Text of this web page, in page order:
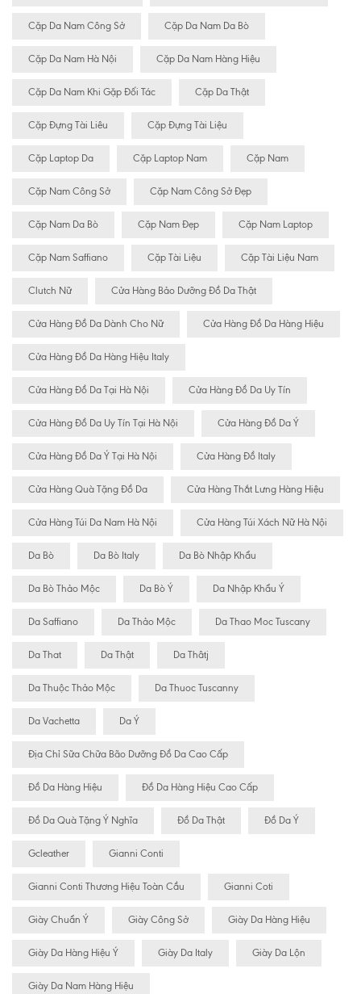
Cặp Da Nam Công Sở Cặp Da Nam Da Bò
Cặp Da Nam Hà Nội Cặp Da Nam Hàng Hiệu
Cặp Da Nam Khi Gặp Đối Tác Cặp Da Thật
Cặp Đựng Tài Liêu Cặp Đựng Tài Liệu
Cặp Laptop Da Cặp Laptop Nam Cặp Nam
Cặp Nam Công Sở Cặp Nam Công Sở Đẹp
Cặp Nam Da Bò Cặp Nam Đẹp Cặp Nam Laptop
Cặp Nam Saffiano Cặp Tài Liệu Cặp Tài Liệu Nam
Clutch Nữ Cửa Hàng Bảo Dưỡng Đồ Da Thật
Cửa Hàng Đồ Da Dành Cho Nữ Cửa Hàng Đồ Da Hàng Hiệu
Cửa Hàng Đồ Da Hàng Hiệu Italy
Cửa Hàng Đồ Da Tại Hà Nội Cửa Hàng Đồ Da Uy Tín
Cửa Hàng Đồ Da Uy Tín Tại Hà Nội Cửa Hàng Đồ Da Ý
Cửa Hàng Đồ Da Ý Tại Hà Nội Cửa Hàng Đồ Italy
Cửa Hàng Quà Tặng Đồ Da Cửa Hàng Thắt Lưng Hàng Hiệu
Cửa Hàng Túi Da Nam Hà Nội Cửa Hàng Túi Xách Nữ Hà Nội
Da Bò Da Bò Italy Da Bò Nhập Khẩu
Da Bò Thảo Mộc Da Bò Ý Da Nhập Khẩu Ý
Da Saffiano Da Thảo Mộc Da Thao Moc Tuscany
Da That Da Thật Da Thâtj
Da Thuộc Thảo Mộc Da Thuoc Tuscanny
Da Vachetta Da Ý
Địa Chỉ Sữa Chữa Bão Dưỡng Đồ Da Cao Cấp
Đồ Da Hàng Hiệu Đồ Da Hàng Hiệu Cao Cấp
Đồ Da Quà Tặng Ý Nghĩa Đồ Da Thật Đồ Da Ý
Gcleather Gianni Conti
Gianni Conti Thương Hiệu Toàn Cầu Gianni Coti
Giày Chuẩn Ý Giày Công Sở Giày Da Hàng Hiệu
Giày Da Hàng Hiệu Ý Giày Da Italy Giày Da Lộn
Giày Da Nam Hàng Hiệu